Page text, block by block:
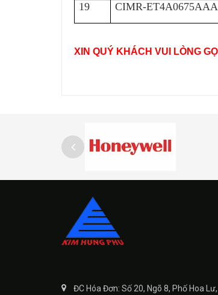
19
CIMR-ET4A0675AAA
XIN QUÝ KHÁCH VUI LÒNG
ĐC Hóa Đơn: Số 20, Ngõ 8, Phố Hoa